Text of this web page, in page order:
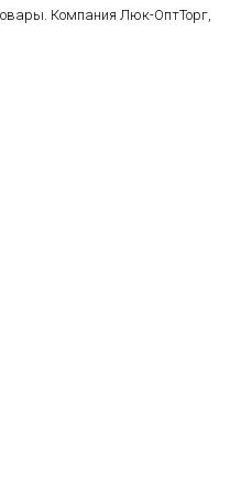
Компания Люк-ОптТорг,